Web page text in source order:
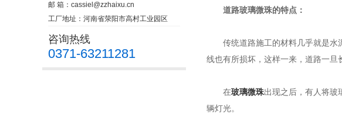
邮 箱： cassiel@zzhaixu.cn
工厂地址：河南省荥阳市高村工业园区
咨询热线
0371-63211281
道路玻璃微珠的特点：
传统道路施工的材料几乎就是水泥
线也有所损坏，这样一来，道路一旦
在玻璃微珠出现之后，有人将玻
辆灯光。